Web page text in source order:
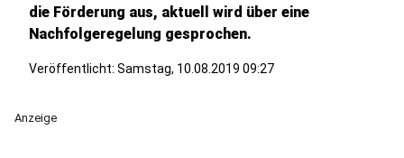
die Förderung aus, aktuell wird über eine
Nachfolgeregelung gesprochen.
Veröffentlicht: Samstag, 10.08.2019 09:27
Anzeige